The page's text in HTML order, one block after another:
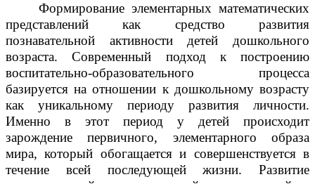
Формирование элементарных математических
представлений как средство развития
познавательной активности детей дошкольного
возраста. Современный подход к построению
воспитательно-образовательного процесса
базируется на отношении к дошкольному возрасту
как уникальному периоду развития личности.
Именно в этот период у детей происходит
зарождение первичного, элементарного образа
мира, который обогащается и совершенствуется в
течение всей последующей жизни. Развитие